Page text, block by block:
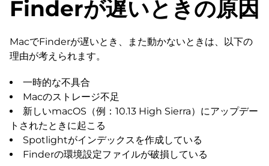
Finderが遅いときの原因
MacでFinderが遅いとき、また動かないときは、以下の
理由が考えられます。
一時的な不具合
Macのストレージ不足
新しいmacOS（例：10.13 High Sierra）にアップデー
トされたときに起こる
Spotlightがインデックスを作成している
Finderの環境設定ファイルが破損している